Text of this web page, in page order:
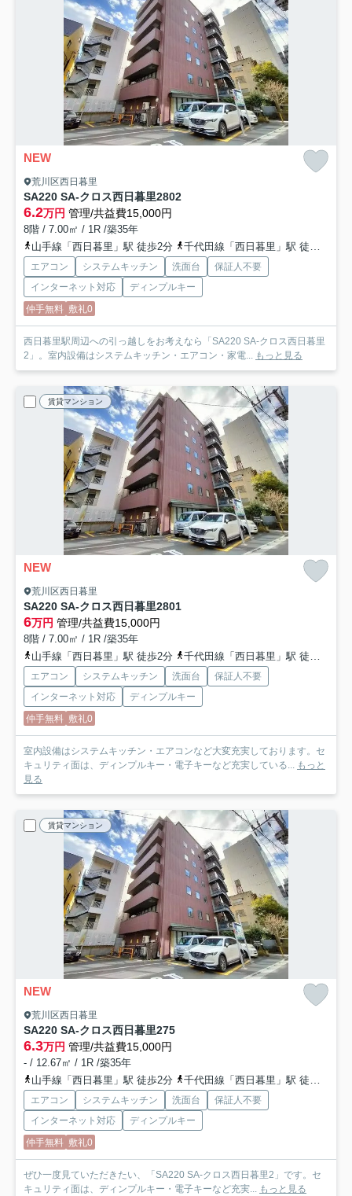
NEW
荒川区西日暮里
SA220 SA-クロス西日暮里2802
6.2万円 管理/共益費15,000円
8階 / 7.00㎡ / 1R /築35年
山手線「西日暮里」駅 徒歩2分
千代田線「西日暮里」駅 徒歩2分
エアコン システムキッチン 洗面台
保証人不要
インターネット対応
ディンプルキー
仲手無料 敷礼0
西日暮里駅周辺への引っ越しをお考えなら「SA220 SA-クロス西日暮里
2」。室内設備はシステムキッチン・エアコン・家電... もっと見る
賃貸マンション
NEW
荒川区西日暮里
SA220 SA-クロス西日暮里2801
6万円 管理/共益費15,000円
8階 / 7.00㎡ / 1R /築35年
山手線「西日暮里」駅 徒歩2分
千代田線「西日暮里」駅 徒歩2分
エアコン システムキッチン 洗面台
保証人不要
インターネット対応
ディンプルキー
仲手無料 敷礼0
室内設備はシステムキッチン・エアコンなど大変充実しております。セ
キュリティ面は、ディンプルキー・電子キーなど充実している... もっと
見る
賃貸マンション
NEW
荒川区西日暮里
SA220 SA-クロス西日暮里275
6.3万円 管理/共益費15,000円
- / 12.67㎡ / 1R /築35年
山手線「西日暮里」駅 徒歩2分
千代田線「西日暮里」駅 徒歩2分
エアコン システムキッチン 洗面台
保証人不要
インターネット対応
ディンプルキー
仲手無料 敷礼0
ぜひ一度見ていただきたい、「SA220 SA-クロス西日暮里2」です。セ
キュリティ面は、ディンプルキー・電子キーなど充実... もっと見る